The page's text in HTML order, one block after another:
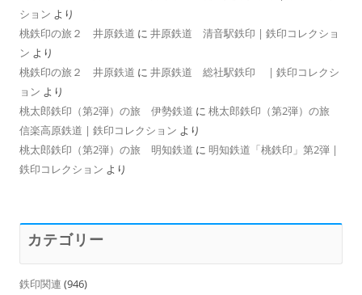
ション より
桃鉄印の旅２ 井原鉄道 に 井原鉄道 清音駅鉄印 | 鉄印コレクショ
ン より
桃鉄印の旅２ 井原鉄道 に 井原鉄道 総社駅鉄印 | 鉄印コレクシ
ョン より
桃太郎鉄印（第2弾）の旅 伊勢鉄道 に 桃太郎鉄印（第2弾）の旅
信楽高原鉄道 | 鉄印コレクション より
桃太郎鉄印（第2弾）の旅 明知鉄道 に 明知鉄道「桃鉄印」第2弾 |
鉄印コレクション より
カテゴリー
鉄印関連 (946)